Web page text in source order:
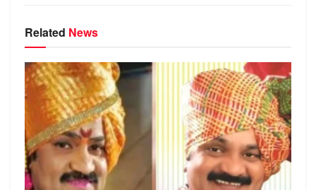
Related News